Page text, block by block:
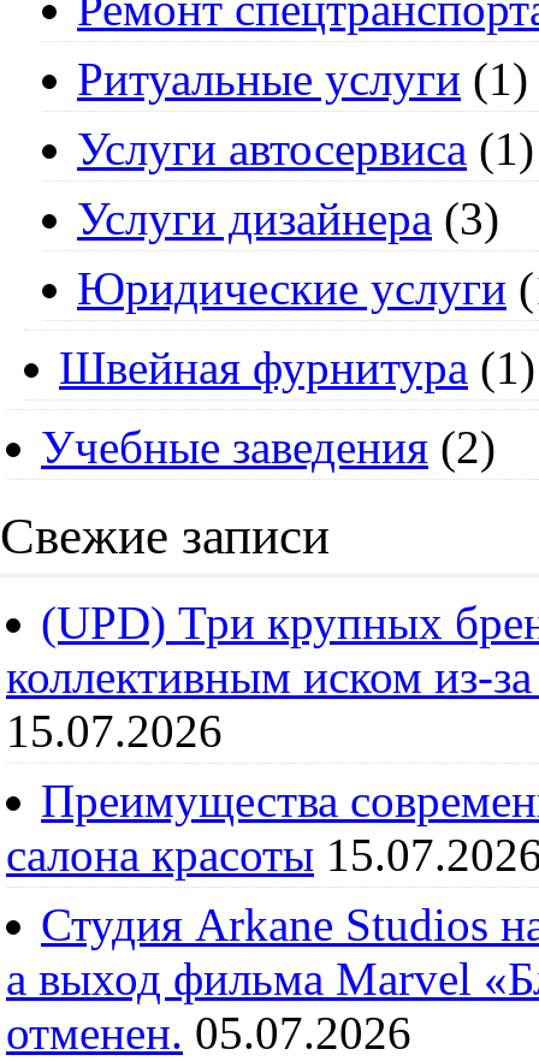
Ритуальные услуги (1)
Услуги автосервиса (1)
Услуги дизайнера (3)
Юридические услуги
Швейная фурнитура (1)
Учебные заведения (2)
Свежие записи
(UPD) Три крупных
коллективным иском из-
15.07.2026
Преимущества
салона красоты
Студия Arkane Studios
а выход фильма Marvel
отменен. 05.07.2026